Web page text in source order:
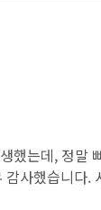
했는데, 정말
사했습니다.